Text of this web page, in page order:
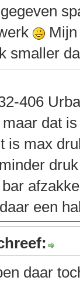
smaller
406
dat
is max
een
daar